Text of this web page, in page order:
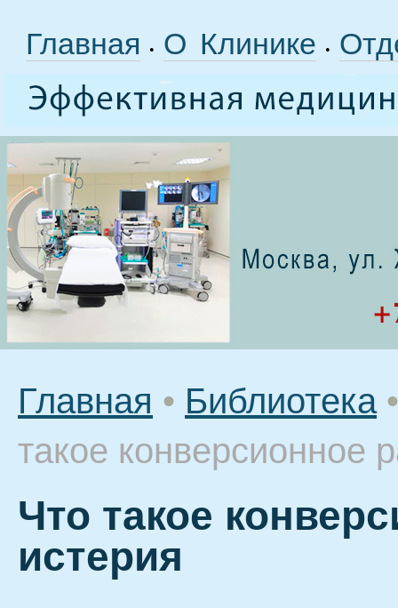
Главная • О Клинике •
Главная • Библиотека •
такое конверсионное
Что такое
истерия